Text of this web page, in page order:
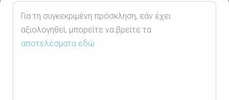
Για τη συγκεκριμένη πρόσκληση, εάν έχει
αξιολογηθεί, μπορείτε να βρείτε τα
αποτελέσματα εδώ